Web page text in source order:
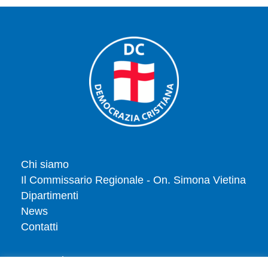
Chi siamo
Il Commissario Regionale - On. Simona Vietina
Dipartimenti
News
Contatti
Tesserati